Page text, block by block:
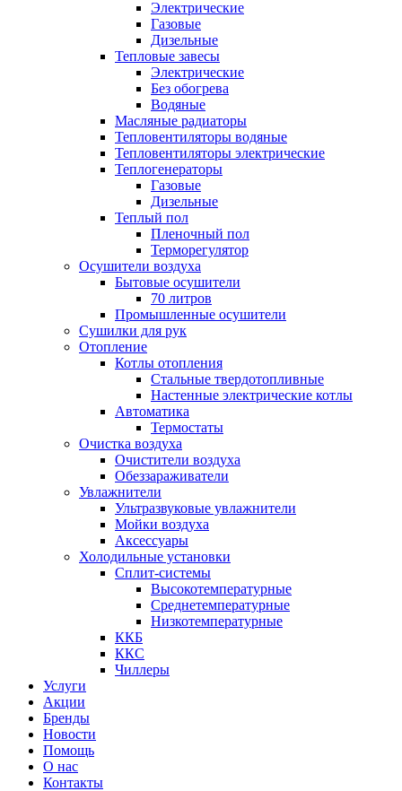
Электрические
Газовые
Дизельные
Тепловые завесы
Электрические
Без обогрева
Водяные
Масляные радиаторы
Тепловентиляторы водяные
Тепловентиляторы электрические
Теплогенераторы
Газовые
Дизельные
Теплый пол
Пленочный пол
Терморегулятор
Осушители воздуха
Бытовые осушители
70 литров
Промышленные осушители
Сушилки для рук
Отопление
Котлы отопления
Стальные твердотопливные
Настенные электрические котлы
Автоматика
Термостаты
Очистка воздуха
Очистители воздуха
Обеззараживатели
Увлажнители
Ультразвуковые увлажнители
Мойки воздуха
Аксессуары
Холодильные установки
Сплит-системы
Высокотемпературные
Среднетемпературные
Низкотемпературные
ККБ
ККС
Чиллеры
Услуги
Акции
Бренды
Новости
Помощь
О нас
Контакты